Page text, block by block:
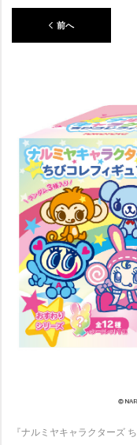
前へ
『ナルミヤキャラクターズ